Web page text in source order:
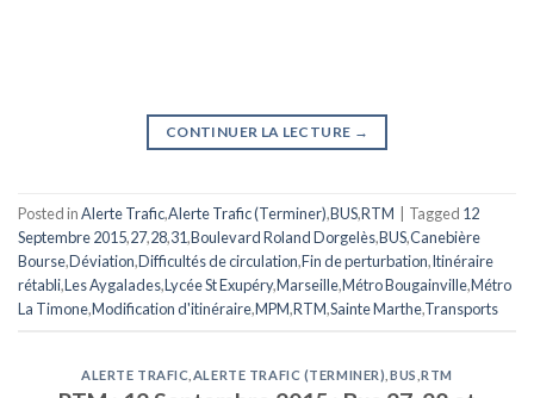
CONTINUER LA LECTURE →
Posted inAlerte Trafic,Alerte Trafic (Terminer),BUS,RTM Tagged 12
Septembre 2015,27,28,31,Boulevard Roland Dorgelès,BUS,Canebière
Bourse,Déviation,Difficultés de circulation,Fin de perturbation,Itinéraire
rétabli,Les Aygalades,Lycée St Exupéry,Marseille,Métro Bougainville,Métro
La Timone,Modification d'itinéraire,MPM,RTM,Sainte Marthe,Transports
ALERTE TRAFIC ALERTE TRAFIC (TERMINER) BUS ,RTM